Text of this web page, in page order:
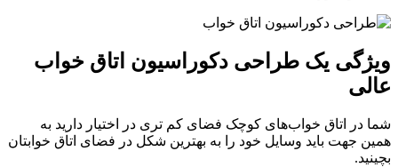
ویژگی یک طراحی دکوراسیون اتاق خواب
عالی
شما در اتاق خواب‌های کوچک فضای کم تری در اختیار دارید به
همین جهت باید وسایل خود را به بهترین شکل در فضای اتاق خوابتان
بچینید.